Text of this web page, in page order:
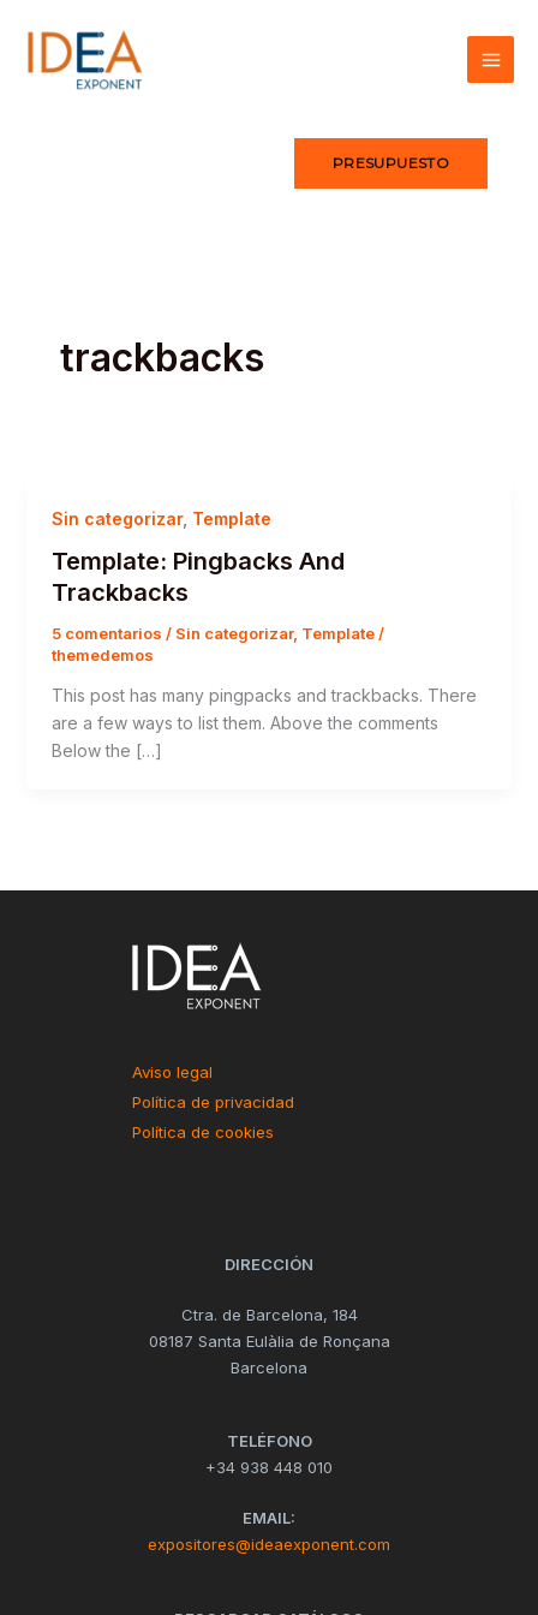
contenido
PRESUPUESTO
trackbacks
Sin categorizar, Template
Template: Pingbacks And
Trackbacks
5 comentarios / Sin categorizar, Template/
themedemos
This post has many pingpacks and trackbacks. There
are a few ways to list them. Above the comments
Below the […]
Aviso legal
Política de privacidad
Política de cookies
DIRECCIÓN
Ctra. de Barcelona, 184
08187 Santa Eulàlia de Ronçana
Barcelona
TELÉFONO
+34 938 448 010
EMAIL:
expositores@ideaexponent.com